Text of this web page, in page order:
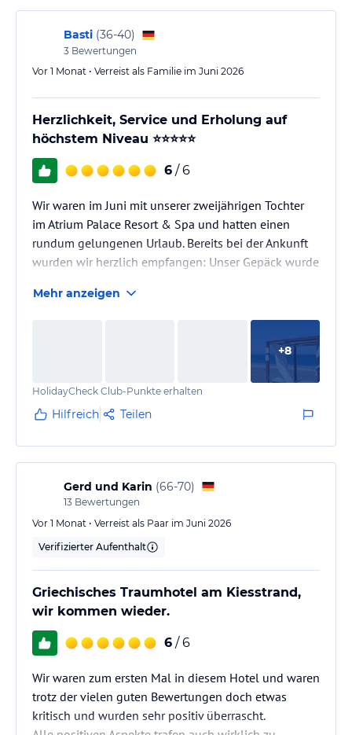
Basti (36-40)
3 Bewertungen
Vor 1 Monat • Verreist als Familie im Juni 2026
Herzlichkeit, Service und Erholung auf
höchstem Niveau ⭐⭐⭐⭐⭐
6 / 6
Wir waren im Juni mit unserer zweijährigen Tochter
im Atrium Palace Resort & Spa und hatten einen
rundum gelungenen Urlaub. Bereits bei der Ankunft
wurden wir herzlich empfangen: Unser Gepäck wurde
Getränk und der Check-in verlief schnell und sehr
freundlich. Besonders positiv fiel uns auf, dass sich
viele Mitarbeitende auch auf Deutsch verständigen
Unser Zimmer mit Blick auf die Poolanlage und das
Meer war modern, sehr sauber und angenehm
Mehr anzeigen
+8
HolidayCheck Club-Punkte erhalten
Hilfreich Teilen
Gerd und Karin (66-70)
13 Bewertungen
Vor 1 Monat • Verreist als Paar im Juni 2026
Verifizierter Aufenthalt
Griechisches Traumhotel am Kiesstrand,
wir kommen wieder.
6 / 6
Wir waren zum ersten Mal in diesem Hotel und waren
trotz der vielen guten Bewertungen doch etwas
kritisch und wurden sehr positiv überrascht.